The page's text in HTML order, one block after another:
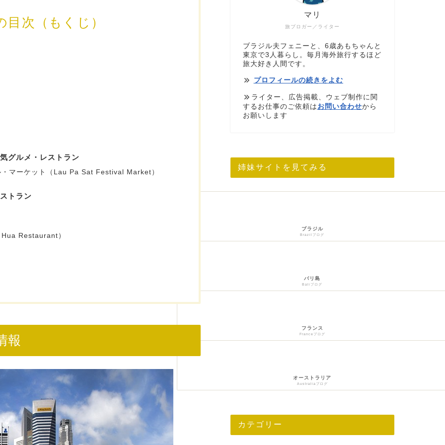
次（もくじ）
グルメ・レストラン
マーケット（Lau Pa Sat Festival Market）
トラン
Restaurant）
報
旅ブロガー／ライター
マリ
ブラジル夫フェニーと、6歳あもちゃんと
東京で3人暮らし。毎月海外旅行するほど
旅大好き人間です。
プロフィールの続きをよむ
ライター、広告掲載、ウェブ制作に関
するお仕事のご依頼は お問い合わせから
お願いします
姉妹サイトを見てみる
ブラジル
Brazilブログ
バリ島
Baliブログ
フランス
Franceブログ
オーストラリア
Australiaブログ
カテゴリー